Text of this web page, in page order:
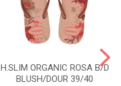
H.SLIM ORGANIC ROSA B/D
BLUSH/DOUR 39/40